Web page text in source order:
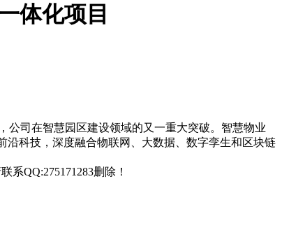
体化项目
公司在智慧园区建设领域的又一重大突破。智慧物业
科技，深度融合物联网、大数据、数字孪生和区块链
系QQ:275171283删除！